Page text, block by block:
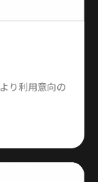
り利用意向の